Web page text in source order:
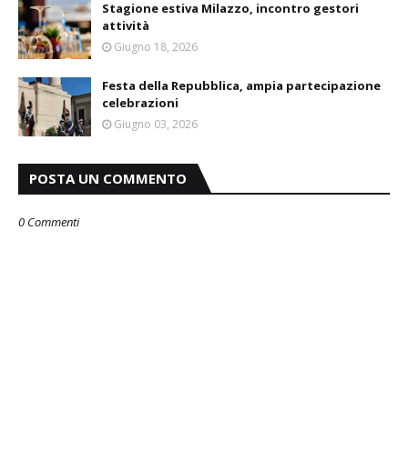
Stagione estiva Milazzo, incontro gestori
attività
Giugno 18, 2026
Festa della Repubblica, ampia partecipazione
celebrazioni
Giugno 03, 2026
POSTA UN COMMENTO
0 Commenti